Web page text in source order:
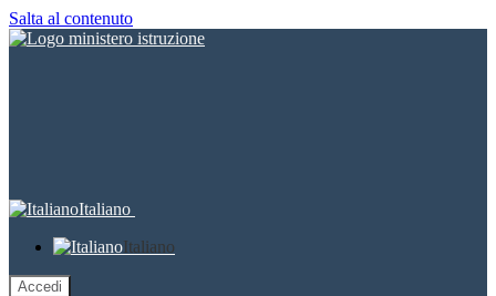
Salta al contenuto
Italiano
Italiano
Accedi